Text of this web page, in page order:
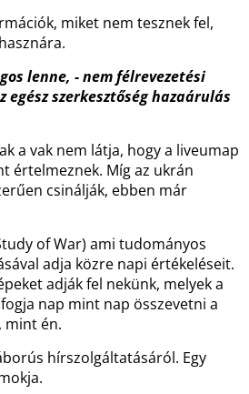
miket nem tesznek fel,
lenne, - nem félrevezetési
szerkesztőség hazaárulás
a vak nem látja, hogy a liveumap
értelmeznek. Míg az ukrán
csinálják, ebben már
of War) ami tudományos
adja közre napi értékeléseit.
adják fel nekünk, melyek a
nap mint nap összevetni a
mint én.
hírszolgáltatásáról. Egy